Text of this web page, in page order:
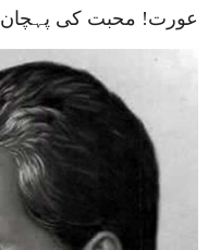
عورت! محبت کی پہچان